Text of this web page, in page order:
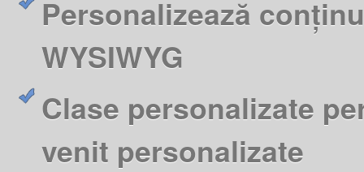
Personalizează
WYSIWYG
Clase personalizate
venit personalizate